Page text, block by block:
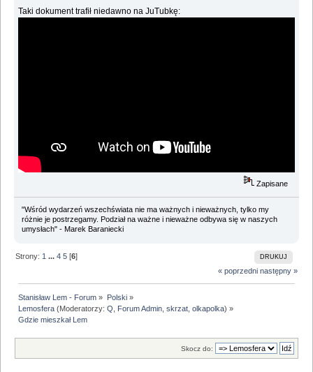
Taki dokument trafił niedawno na JuTubkę:
Zapisane
"Wśród wydarzeń wszechświata nie ma ważnych i nieważnych, tylko my
różnie je postrzegamy. Podział na ważne i nieważne odbywa się w naszych
umysłach" - Marek Baraniecki
DRUKUJ
Strony: 1 ...4 5 [6]
« poprzedni następny »
Stanisław Lem - Forum » Polski»
Lemosfera (Moderatorzy:Q Forum Admin ,skrzat ,olkapolka) »
Gdzie mieszkał Lem
Skocz do: